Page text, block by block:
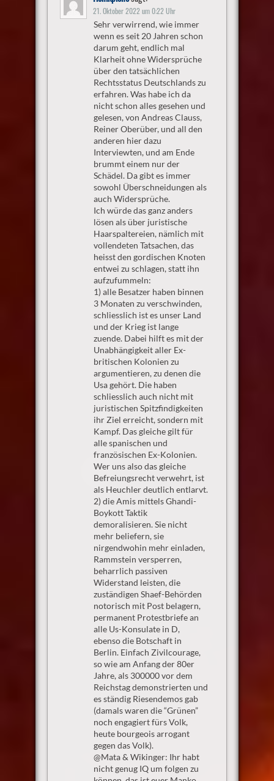
21. Oktober 2022 um 0:22 Uhr
Sehr verwirrend, wie immer
wenn es seit 20 Jahren schon
darum geht, endlich mal
Klarheit ohne Widersprüche
über den tatsächlichen
Rechtsstatus Deutschlands zu
erfahren. Was habe ich da
nicht schon alles gesehen und
gelesen, von Andreas Clauss,
Reiner Oberüber, und all den
anderen hier dazu
Interviewten, und am Ende
brummt einem nur der
Schädel. Da gibt es immer
sowohl Überschneidungen als
auch Widersprüche.
Ich würde das ganz anders
lösen als über juristische
Haarspaltereien, nämlich mit
vollendeten Tatsachen, das
heisst den gordischen Knoten
entwei zu schlagen, statt ihn
aufzufummeln:
1) alle Besatzer haben binnen
3 Monaten zu verschwinden,
schliesslich ist es unser Land
und der Krieg ist lange
zuende. Dabei hilft es mit der
Unabhängigkeit aller Ex-
britischen Kolonien zu
argumentieren, zu denen die
Usa gehört. Die haben
schliesslich auch nicht mit
juristischen Spitzfindigkeiten
ihr Ziel erreicht, sondern mit
Kampf. Das gleiche gilt für
alle spanischen und
französischen Ex-Kolonien.
Wer uns also das gleiche
Befreiungsrecht verwehrt, ist
als Heuchler deutlich entlarvt.
2) die Amis mittels Ghandi-
Boykott Taktik
demoralisieren. Sie nicht
mehr beliefern, sie
nirgendwohin mehr einladen,
Rammstein versperren,
beharrlich passiven
Widerstand leisten, die
zuständigen Shaef-Behörden
notorisch mit Post belagern,
permanent Protestbriefe an
alle Us-Konsulate in D,
ebenso die Botschaft in
Berlin. Einfach Zivilcourage,
so wie am Anfang der 80er
Jahre, als 300000 vor dem
Reichstag demonstrierten und
es ständig Riesendemos gab
(damals waren die “Grünen”
noch engagiert fürs Volk,
heute bourgeois arrogant
gegen das Volk).
@Mata & Wikinger: Ihr habt
nicht genug IQ um folgen zu